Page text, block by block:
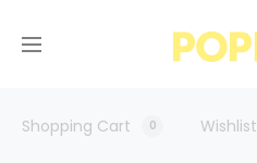
Shopping Cart 0 Wishlist